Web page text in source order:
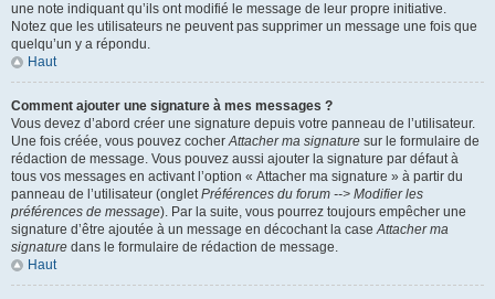
une note indiquant qu’ils ont modifié le message de leur propre initiative.
Notez que les utilisateurs ne peuvent pas supprimer un message une fois que
quelqu’un y a répondu.
Haut
Comment ajouter une signature à mes messages ?
Vous devez d’abord créer une signature depuis votre panneau de l’utilisateur.
Une fois créée, vous pouvez cocherAttacher ma signature sur le formulaire de
rédaction de message. Vous pouvez aussi ajouter la signature par défaut à
tous vos messages en activant l’option « Attacher ma signature » à partir du
panneau de l’utilisateur (ongletPréférences du forum --> Modifier les
préférences de message). Par la suite, vous pourrez toujours empêcher une
signature d’être ajoutée à un message en décochant la caseAttacher ma
signature dans le formulaire de rédaction de message.
Haut